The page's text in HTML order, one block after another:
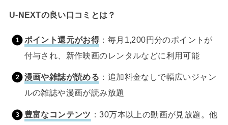
U-NEXTの良い口コミとは？
ポイント還元がお得：毎月1,200円分のポイントが
付与され、新作映画のレンタルなどに利用可能
漫画や雑誌が読める ：追加料金なしで幅広いジャン
ルの雑誌や漫画が読み放題
豊富なコンテンツ ：30万本以上の動画が見放題。他